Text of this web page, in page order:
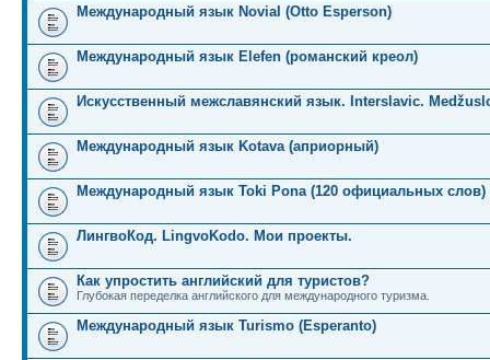
Международный язык Novial (Otto Esperson)
Международный язык Elefen (романский креол)
Искусственный межславянский язык. Interslavic.
Международный язык Kotava (априорный)
Международный язык Toki Pona (120 официальных слов)
ЛингвоКод. LingvoKodo. Мои проекты.
Как упростить английский для туристов?
Глубокая переделка английского для международного туризма.
Международный язык Turismo (Esperanto)